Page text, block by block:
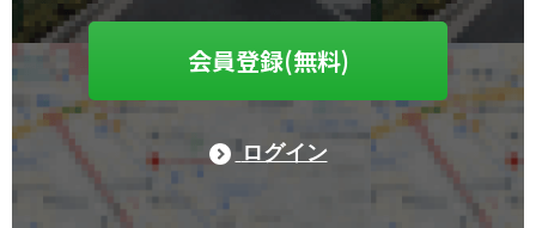
会員登録(無料)
ログイン